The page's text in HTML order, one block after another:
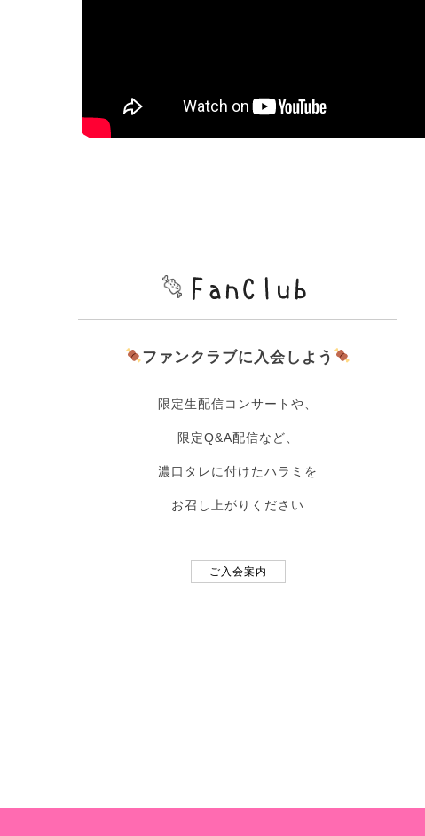
ファンクラブに入会しよう
限定生配信コンサートや、
限定Q&A配信など、
濃口タレに付けたハラミを
お召し上がりください
ご入会案内